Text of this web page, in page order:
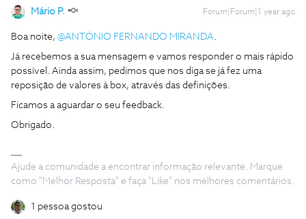
Mário P. Forum|Forum|1 year ago
Boa noite, ​ @ANTÓNIO FERNANDO MIRANDA.
Já recebemos a sua mensagem e vamos responder o mais rápido
possível. Ainda assim, pedimos que nos diga se já fez uma
reposição de valores à box, através das definições.
Ficamos a aguardar o seu feedback.
Obrigado.
Ajude a comunidade a encontrar informação relevante. Marque
como "Melhor Resposta" e faça "Like" nos melhores comentários.
1 pessoa gostou